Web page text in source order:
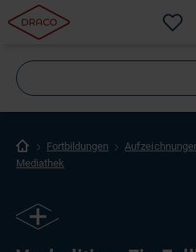
Fortbildungen
Mediathek